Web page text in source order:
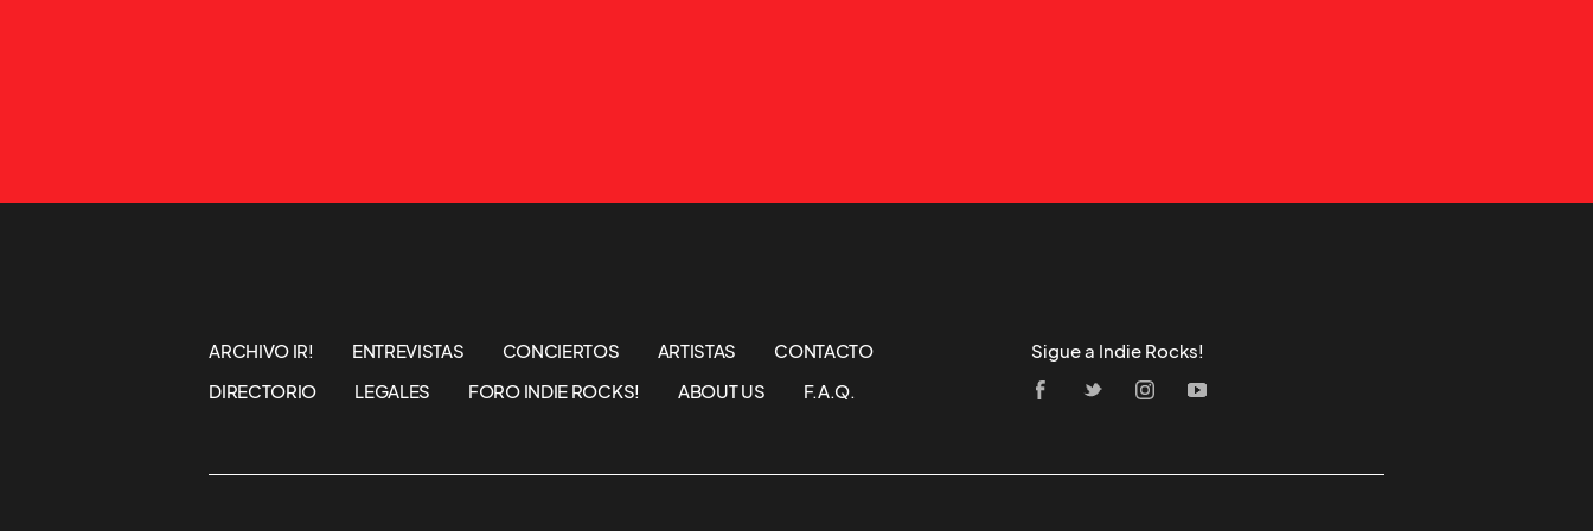
ARCHIVO IR! ENTREVISTAS CONCIERTOS ARTISTAS
CONTACTO
DIRECTORIO
LEGALES FORO INDIE ROCKS! ABOUT US F.A.Q.
Sigue a Indie Rocks!